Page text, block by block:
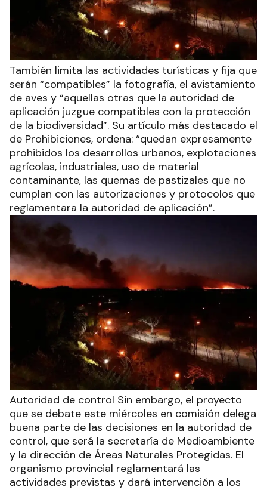
También limita las actividades turísticas y fija que
serán “compatibles” la fotografía, el avistamiento
de aves y “aquellas otras que la autoridad de
aplicación juzgue compatibles con la protección
de la biodiversidad”. Su artículo más destacado el
de Prohibiciones, ordena: “quedan expresamente
prohibidos los desarrollos urbanos, explotaciones
agrícolas, industriales, uso de material
contaminante, las quemas de pastizales que no
cumplan con las autorizaciones y protocolos que
reglamentara la autoridad de aplicación”.
Autoridad de control Sin embargo, el proyecto
que se debate este miércoles en comisión delega
buena parte de las decisiones en la autoridad de
control, que será la secretaría de Medioambiente
y la dirección de Áreas Naturales Protegidas. El
organismo provincial reglamentará las
actividades previstas y dará intervención a los